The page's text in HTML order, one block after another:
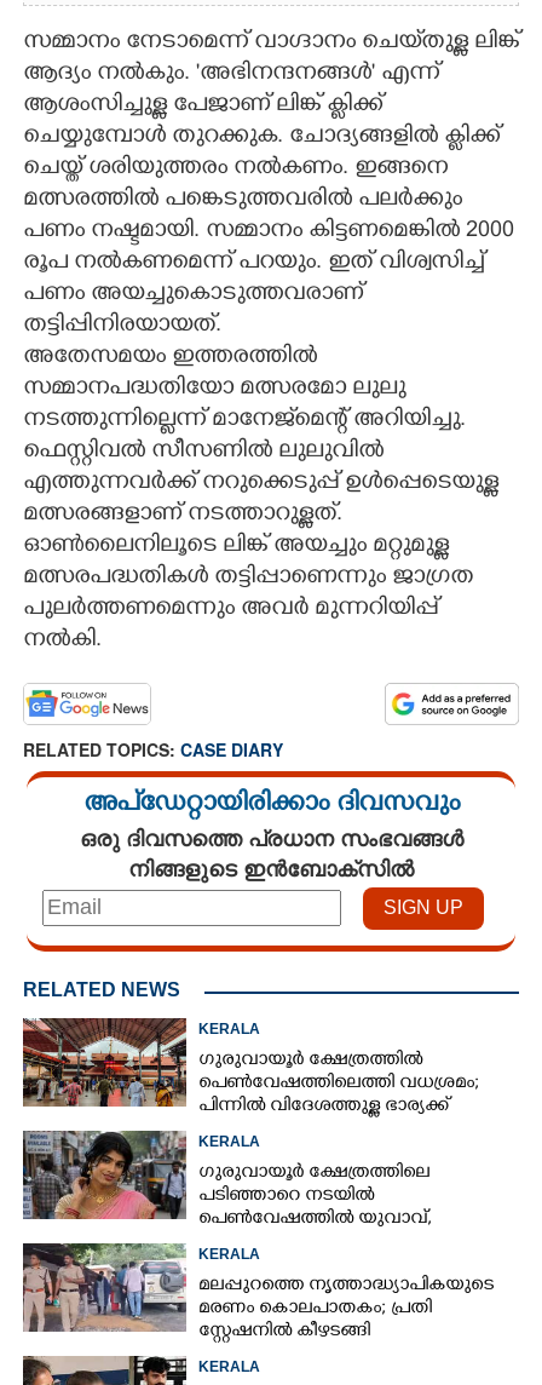
സമ്മാനം നേടാമെന്ന് വാഗ്ദാനം ചെയ്‌തുള്ള ലിങ്ക്
ആദ്യം നൽകും. 'അഭിനന്ദനങ്ങൾ' എന്ന്
ആശംസിച്ചുള്ള പേജാണ് ലിങ്ക് ക്ലിക്ക്
ചെയ്യുമ്പോൾ തുറക്കുക. ചോദ്യങ്ങളിൽ ക്ലിക്ക്
ചെയ്ത് ശരിയുത്തരം നൽകണം. ഇങ്ങനെ
മത്സരത്തിൽ പങ്കെടുത്തവരിൽ പലർക്കും
പണം നഷ്ടമായി. സമ്മാനം കിട്ടണമെങ്കിൽ 2000
രൂപ നൽകണമെന്ന് പറയും. ഇത് വിശ്വസിച്ച്
പണം അയച്ചുകൊടുത്തവരാണ്
തട്ടിപ്പിനിരയായത്.
അതേസമയം ഇത്തരത്തിൽ
സമ്മാനപദ്ധതിയോ മത്സരമോ ലുലു
നടത്തുന്നില്ലെന്ന് മാനേജ്‌മെന്റ് അറിയിച്ചു.
ഫെസ്റ്റിവൽ സീസണിൽ ലുലുവിൽ
എത്തുന്നവർക്ക് നറുക്കെടുപ്പ് ഉൾപ്പെടെയുള്ള
മത്സരങ്ങളാണ് നടത്താറുള്ളത്.
ഓൺലൈനിലൂടെ ലിങ്ക് അയച്ചും മറ്റുമുള്ള
മത്സരപദ്ധതികൾ തട്ടിപ്പാണെന്നും ജാഗ്രത
പുലർത്തണമെന്നും അവർ മുന്നറിയിപ്പ്
നൽകി.
RELATED TOPICS: CASE DIARY
അപ്ഡേറ്റായിരിക്കാം ദിവസവും
ഒരു ദിവസത്തെ പ്രധാന സംഭവങ്ങൾ
നിങ്ങളുടെ ഇൻബോക്സിൽ
RELATED NEWS
KERALA
ഗുരുവായൂർ ക്ഷേത്രത്തിൽ
പെൺവേഷത്തിലെത്തി വധശ്രമം;
പിന്നിൽ വിദേശത്തുള്ള ഭാര്യക്ക്
KERALA
ഗുരുവായൂർ ക്ഷേത്രത്തിലെ
പടിഞ്ഞാറെ നടയിൽ
പെൺവേഷത്തിൽ യുവാവ്,​
തെളിഞ്ഞത് വൻഗൂഢാലോചന
KERALA
മലപ്പുറത്തെ നൃത്താദ്ധ്യാപികയുടെ
മരണം കൊലപാതകം; പ്രതി
സ്റ്റേഷനിൽ കീഴടങ്ങി
KERALA